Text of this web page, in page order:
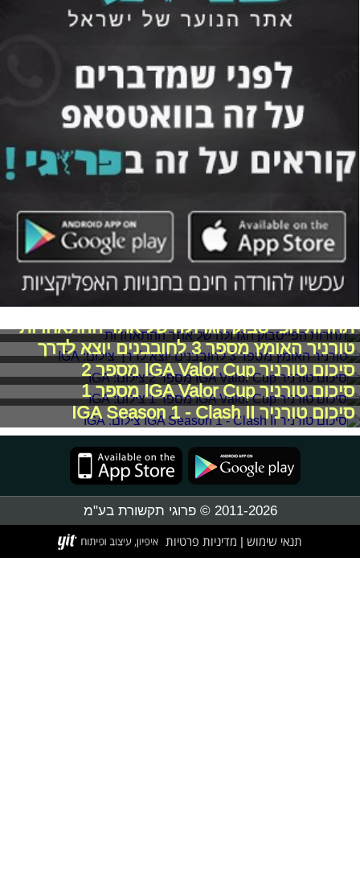
תחרות הפייסבוק הגדולה של אתר ההתאחדות
טורניר האומץ מספר 3 לחובבנים יוצא לדרך
סיכום טורניר IGA Valor Cup מספר 2
סיכום טורניר IGA Valor Cup מספר 1
סיכום טורניר IGA Season 1 - Clash II
2011-2026 © פרוגי תקשורת בע"מ
תנאי שימוש מדיניות פרטיות